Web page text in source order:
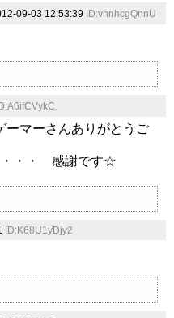
09-03 12:53:39 ID:vhnhcgQnnU
ID:A6ifCVykC.
ーマーさんありがとうご
・・・ 感謝です☆
ID:K68U1yDjy2